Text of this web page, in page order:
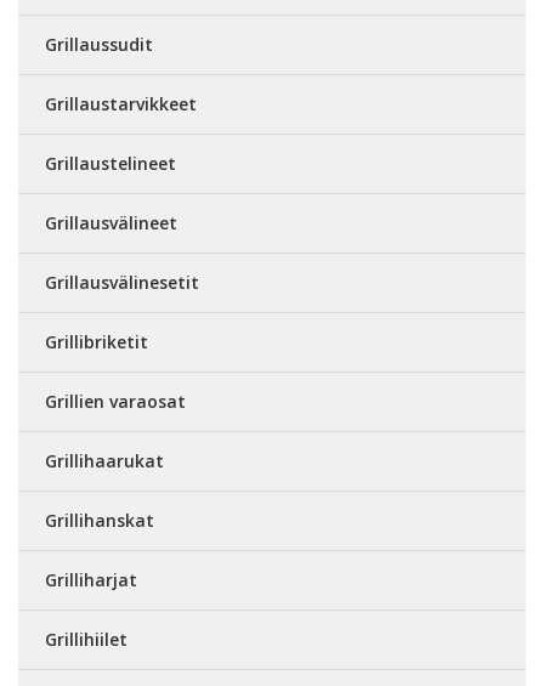
Grillaussudit
Grillaustarvikkeet
Grillaustelineet
Grillausvälineet
Grillausvälinesetit
Grillibriketit
Grillien varaosat
Grillihaarukat
Grillihanskat
Grilliharjat
Grillihiilet